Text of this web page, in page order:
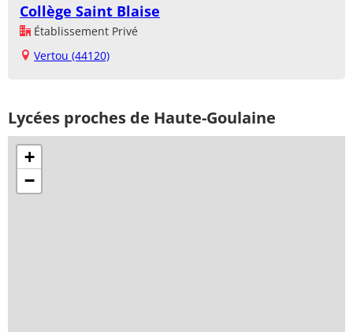
Collège Saint Blaise
Établissement Privé
Vertou (44120)
Lycées proches de Haute-Goulaine
+
−